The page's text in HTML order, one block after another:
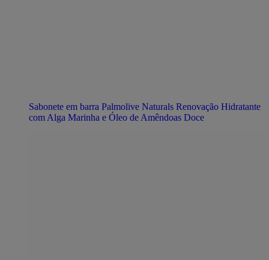
Sabonete em barra Palmolive Naturals Renovação Hidratante
com Alga Marinha e Óleo de Amêndoas Doce